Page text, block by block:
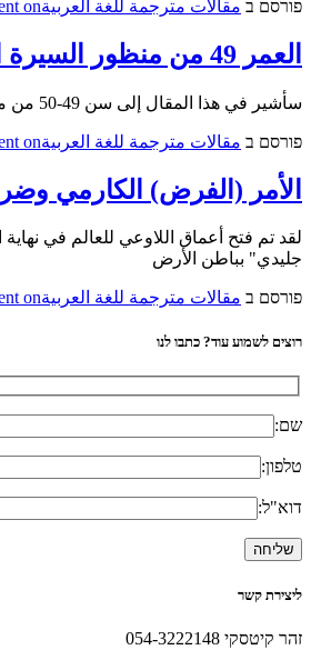
פורסם ב مقالات مترجمة للغة العربيةon الموت والصيرورة – سؤال منتصف العمر
العمر 49 من منظور السيرة الذاتية – الخروج من العبودية إلى الحرية
سأشير في هذا المقال إلى سن 49-50 من منظورين: اليهودية ، في مذهبها السري (الكابالا) ، والأنثروبوسوفيا ، كما قدمها د. ر. شتاينر.
פורסם ב مقالات مترجمة للغة العربيةon العمر 49 من منظور السيرة الذاتية – الخروج من العبودية إلى الحرية
الأمر (الفرض) الكارمي
لقد تم فتح أعماق اللاوعي للعالم في
جليدي" بباطن الأرض
פורסם ב مقالات مترجمة للغة العربيةon الأمر (الفرض) الكارمي وضرورة تحقيقه
רוצים לשמוע עוד? כתבו לנו
שם:
טלפון:
דוא"ל:
ליצירת קשר
זהר קיטסקי 054-3222148